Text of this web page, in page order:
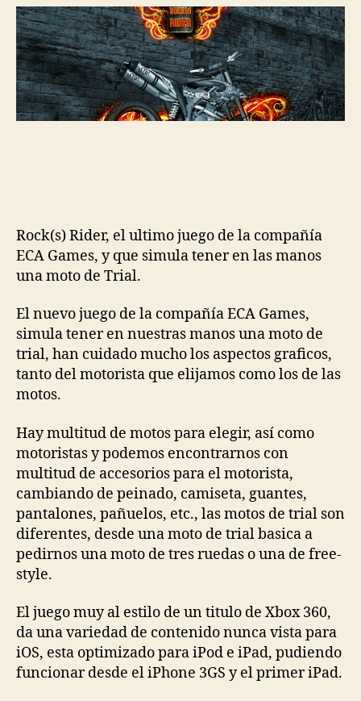
para
iOS
Rock(s) Rider, el ultimo juego de la compañía
ECA Games, y que simula tener en las manos
una moto de Trial.
El nuevo juego de la compañía ECA Games,
simula tener en nuestras manos una moto de
trial, han cuidado mucho los aspectos graficos,
tanto del motorista que elijamos como los de las
motos.
Hay multitud de motos para elegir, así como
motoristas y podemos encontrarnos con
multitud de accesorios para el motorista,
cambiando de peinado, camiseta, guantes,
pantalones, pañuelos, etc., las motos de trial son
diferentes, desde una moto de trial basica a
pedirnos una moto de tres ruedas o una de free-
style.
El juego muy al estilo de un titulo de Xbox 360,
da una variedad de contenido nunca vista para
iOS, esta optimizado para iPod e iPad, pudiendo
funcionar desde el iPhone 3GS y el primer iPad.